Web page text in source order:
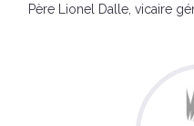
Père Lionel Dalle, vicaire